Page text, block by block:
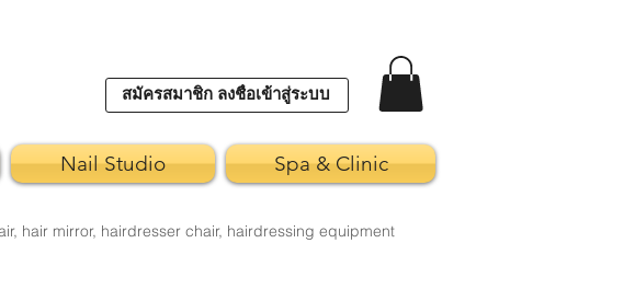
สมัครสมาชิก ลงชื่อเข้าสู่ระบบ
Nail Studio Spa & Clinic
hair mirror, hairdresser chair, hairdressing equipment